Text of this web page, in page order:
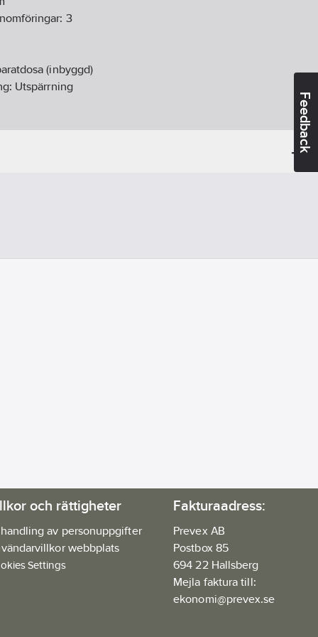
Feedback
3
(inbyggd)
Utspärrning
och rättigheter
av personuppgifter
webbplats
Settings
Fakturaadress:
Prevex AB
Postbox 85
694 22 Hallsberg
Mejla faktura till:
ekonomi@prevex.se